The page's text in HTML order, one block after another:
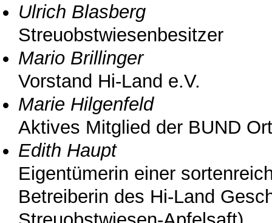
Ulrich Blasberg
Streuobstwiesenbesitzer
Mario Brillinger
Vorstand Hi-Land e.V.
Marie Hilgenfeld
Aktives Mitglied der BUND
Edith Haupt
Eigentümerin einer
Betreiberin des Hi-Land